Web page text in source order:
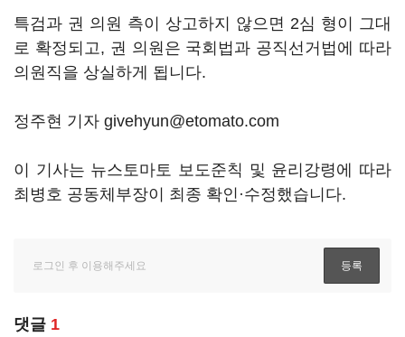
특검과 권 의원 측이 상고하지 않으면 2심 형이 그대
로 확정되고, 권 의원은 국회법과 공직선거법에 따라
의원직을 상실하게 됩니다.
정주현 기자 givehyun@etomato.com
이 기사는 뉴스토마토 보도준칙 및 윤리강령에 따라
최병호 공동체부장이 최종 확인·수정했습니다.
댓글 1